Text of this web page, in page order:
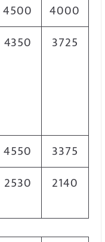
4500
4000
4350 3725
4550
3375
2530 2140